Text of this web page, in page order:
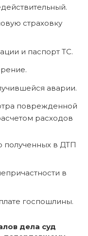
страховку
и паспорт ТС.
аварии.
поврежденной
расходов
полученных в ДТП
в
госпошлины.
дела суд